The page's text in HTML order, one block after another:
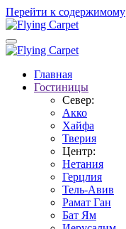
Перейти к содержимому
Главная
Гостиницы
Север:
Акко
Хайфа
Тверия
Центр:
Нетания
Герцлия
Тель-Авив
Рамат Ган
Бат Ям